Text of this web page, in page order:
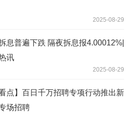
2025-08-29
息普遍下跌 隔夜拆息报4.00012%|
讯
2025-08-29
看点】百日千万招聘专项行动推出新
场招聘